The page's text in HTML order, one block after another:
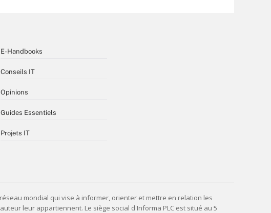
E-Handbooks
Conseils IT
Opinions
Guides Essentiels
Projets IT